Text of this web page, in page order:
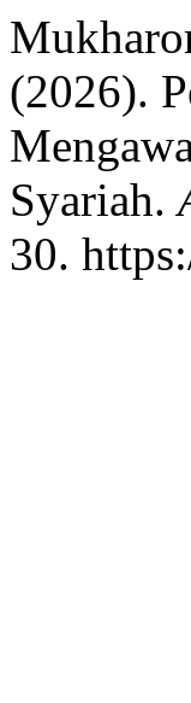
(2026).
Syariah.
30.